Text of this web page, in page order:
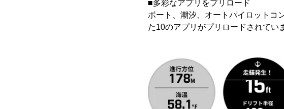
■多彩なアプリをプリロード
ボート、潮汐、オートパイロットコ
た10のアプリがプリロードされてい